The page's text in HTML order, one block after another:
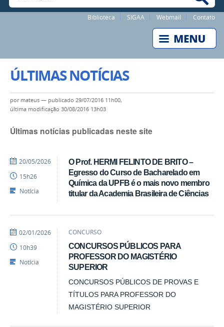
Biblioteca SIGAA Webmail Contato
ÚLTIMAS NOTÍCIAS
por mateus — publicado 29/07/2016 11h00,
última modificação 30/08/2016 13h03
Últimas notícias publicadas neste site
O Prof. HERMI FELINTO DE BRITO –
Egresso do Curso de Bacharelado em
Química da UPFB é o mais novo membro
titular da Academia Brasileira de Ciências
por
Teotonio
publicado
20/05/2026
15h26
Notícia
CONCURSO
CONCURSOS PÚBLICOS PARA
PROFESSOR DO MAGISTÉRIO
SUPERIOR
CONCURSOS PÚBLICOS DE PROVAS E
TÍTULOS PARA PROFESSOR DO
MAGISTÉRIO SUPERIOR
por
Teotonio
publicado
02/01/2026
10h39
Notícia